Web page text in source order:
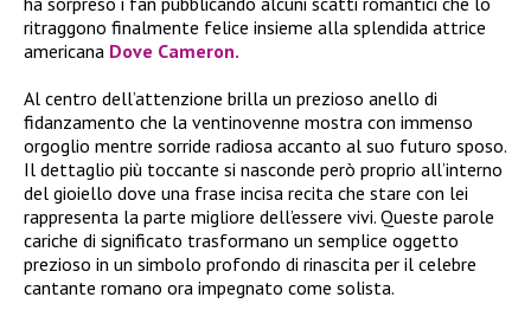
ritraggono finalmente felice insieme alla splendida attrice
americana Dove Cameron.
Al centro dell’attenzione brilla un prezioso anello di
fidanzamento che la ventinovenne mostra con immenso
orgoglio mentre sorride radiosa accanto al suo futuro sposo.
Il dettaglio più toccante si nasconde però proprio all’interno
del gioiello dove una frase incisa recita che stare con lei
rappresenta la parte migliore dell’essere vivi. Queste parole
cariche di significato trasformano un semplice oggetto
prezioso in un simbolo profondo di rinascita per il celebre
cantante romano ora impegnato come solista.